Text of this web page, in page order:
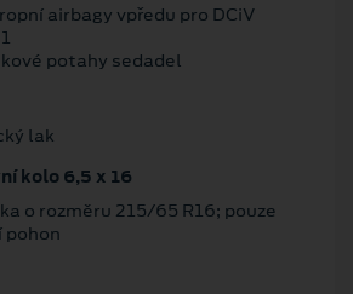
airbagy vpředu pro DCiV
potahy sedadel
lak
kolo 6,5 x 16
o rozměru 215/65 R16; pouze
pohon